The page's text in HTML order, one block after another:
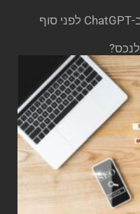
OpenAI לשלב את SearchGPT ב-ChatGPT לפני סוף